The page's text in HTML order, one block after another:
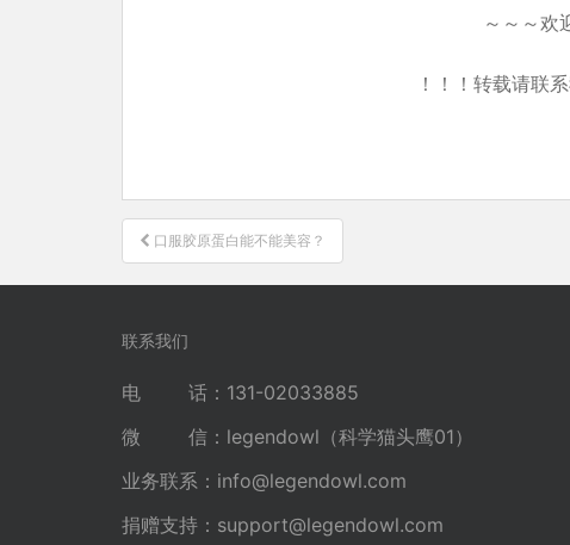
～～～欢
！！！转载请联
文
章
导
口服胶原蛋白能不能美容？
联系我们
电 话：131-02033885
微 信：legendowl（科学猫头鹰01）
业务联系： info@legendowl.com
捐赠支持： support@legendowl.com